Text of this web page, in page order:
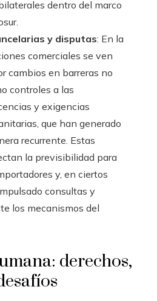
dentro del marco
y disputas: En la
comerciales se ven
cambios en barreras no
controles a las
y exigencias
que han generado
recurrente. Estas
la previsibilidad para
y, en ciertos
consultas y
los mecanismos del
derechos,